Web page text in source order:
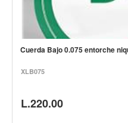
Bombos
Platillos
Baquetas, mazos y bolillos
Pergaminos
Guiros
Cuerda Bajo 0.075
XLB075
L.220.00